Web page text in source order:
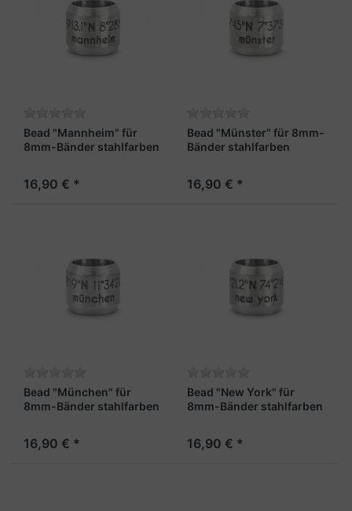
Bead "Mannheim" für
8mm-Bänder stahlfarben
16,90 € *
Bead "Münster" für 8mm-
Bänder stahlfarben
16,90 € *
Bead "München" für
8mm-Bänder stahlfarben
16,90 € *
Bead "New York" für
8mm-Bänder stahlfarben
16,90 € *